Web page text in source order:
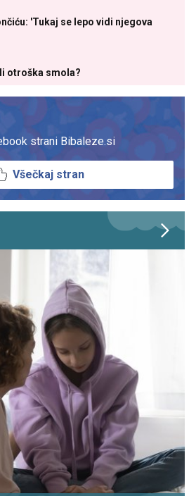
'Tukaj se lepo vidi njegova
otroška smola?
strani Bibaleze.si
Všečkaj stran